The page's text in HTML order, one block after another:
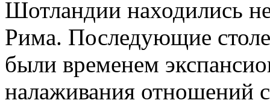
Шотландии находились
Рима. Последующие
были временем
налаживания отношений